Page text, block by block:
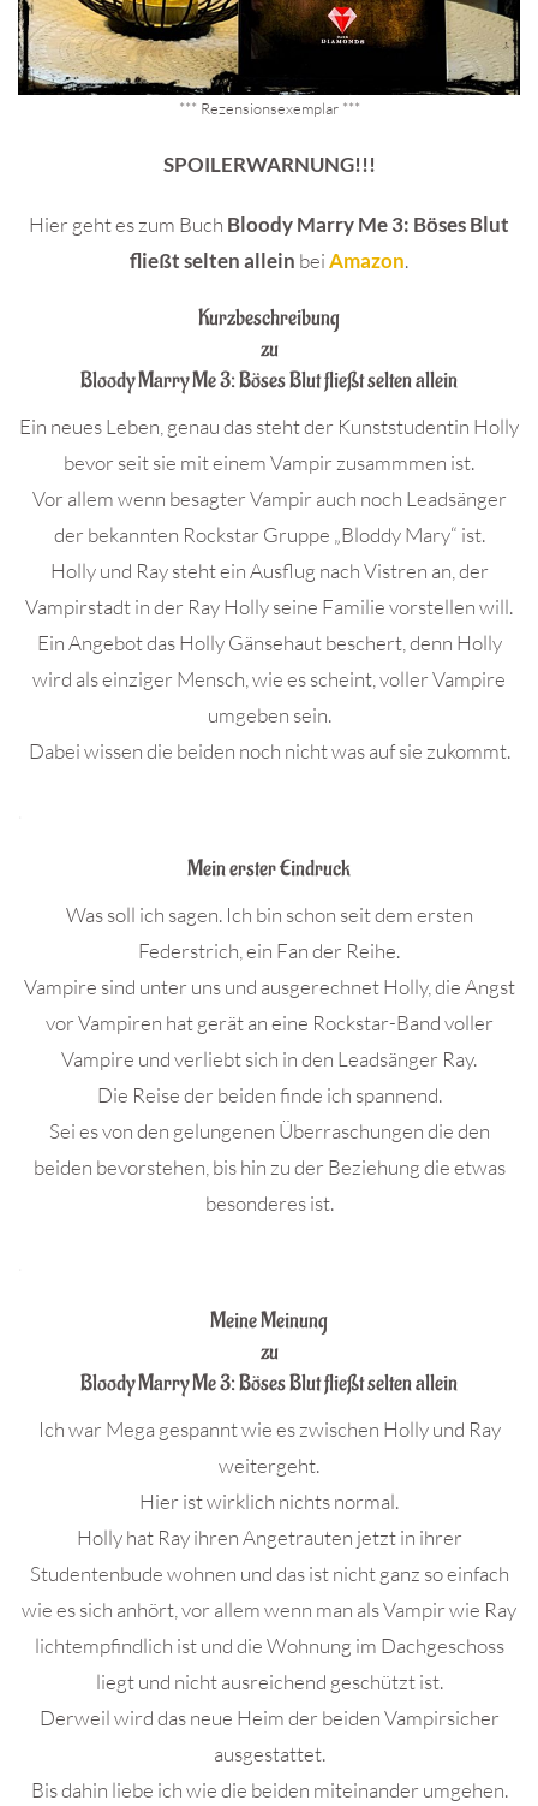
*** Rezensionsexemplar ***
SPOILERWARNUNG!!!
Hier geht es zum Buch Bloody Marry Me 3: Böses Blut
fließt selten allein beiAmazon.
Kurzbeschreibung
zu
Bloody Marry Me 3: Böses Blut fließt selten allein
Ein neues Leben, genau das steht der Kunststudentin Holly
bevor seit sie mit einem Vampir zusammmen ist.
Vor allem wenn besagter Vampir auch noch Leadsänger
der bekannten Rockstar Gruppe „Bloddy Mary“ ist.
Holly und Ray steht ein Ausflug nach Vistren an, der
Vampirstadt in der Ray Holly seine Familie vorstellen will.
Ein Angebot das Holly Gänsehaut beschert, denn Holly
wird als einziger Mensch, wie es scheint, voller Vampire
umgeben sein.
Dabei wissen die beiden noch nicht was auf sie zukommt.
Mein erster Eindruck
Was soll ich sagen. Ich bin schon seit dem ersten
Federstrich, ein Fan der Reihe.
Vampire sind unter uns und ausgerechnet Holly, die Angst
vor Vampiren hat gerät an eine Rockstar-Band voller
Vampire und verliebt sich in den Leadsänger Ray.
Die Reise der beiden finde ich spannend.
Sei es von den gelungenen Überraschungen die den
beiden bevorstehen, bis hin zu der Beziehung die etwas
besonderes ist.
Meine Meinung
zu
Bloody Marry Me 3: Böses Blut fließt selten allein
Ich war Mega gespannt wie es zwischen Holly und Ray
weitergeht.
Hier ist wirklich nichts normal.
Holly hat Ray ihren Angetrauten jetzt in ihrer
Studentenbude wohnen und das ist nicht ganz so einfach
wie es sich anhört, vor allem wenn man als Vampir wie Ray
lichtempfindlich ist und die Wohnung im Dachgeschoss
liegt und nicht ausreichend geschützt ist.
Derweil wird das neue Heim der beiden Vampirsicher
ausgestattet.
Bis dahin liebe ich wie die beiden miteinander umgehen.